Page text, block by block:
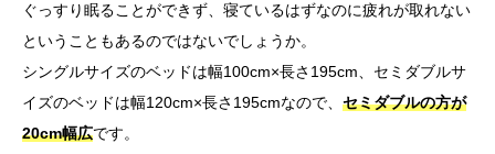
ぐっすり眠ることができず、寝ているはずなのに疲れが取れない
ということもあるのではないでしょうか。
シングルサイズのベッドは幅100cm×長さ195cm、セミダブルサ
イズのベッドは幅120cm×長さ195cmなので、セミダブルの方が
20cm幅広です。